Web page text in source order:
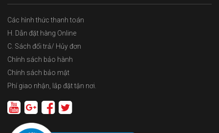
Các hình thức thanh toán
H. Dẫn đặt hàng Online
C. Sách đổi trả/ Hủy đơn
Chính sách bảo hành
Chính sách bảo mật
Phí giao nhận, lắp đặt tận nơi.